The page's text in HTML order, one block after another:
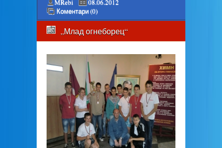
MRebi
08.06.2012
Коментари (0)
„Млад огнеборец“